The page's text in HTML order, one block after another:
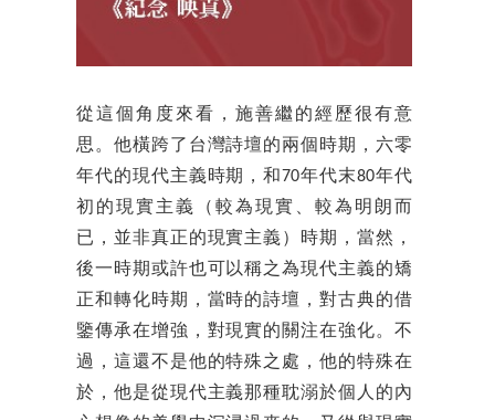
從這個角度來看，施善繼的經歷很有意
思。他橫跨了台灣詩壇的兩個時期，六零
年代的現代主義時期，和70年代末80年代
初的現實主義（較為現實、較為明朗而
已，並非真正的現實主義）時期，當然，
後一時期或許也可以稱之為現代主義的矯
正和轉化時期，當時的詩壇，對古典的借
鑒傳承在增強，對現實的關注在強化。不
過，這還不是他的特殊之處，他的特殊在
於，他是從現代主義那種耽溺於個人的內